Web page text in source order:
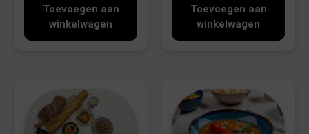
Toevoegen aan
winkelwagen
Toevoegen aan
winkelwagen